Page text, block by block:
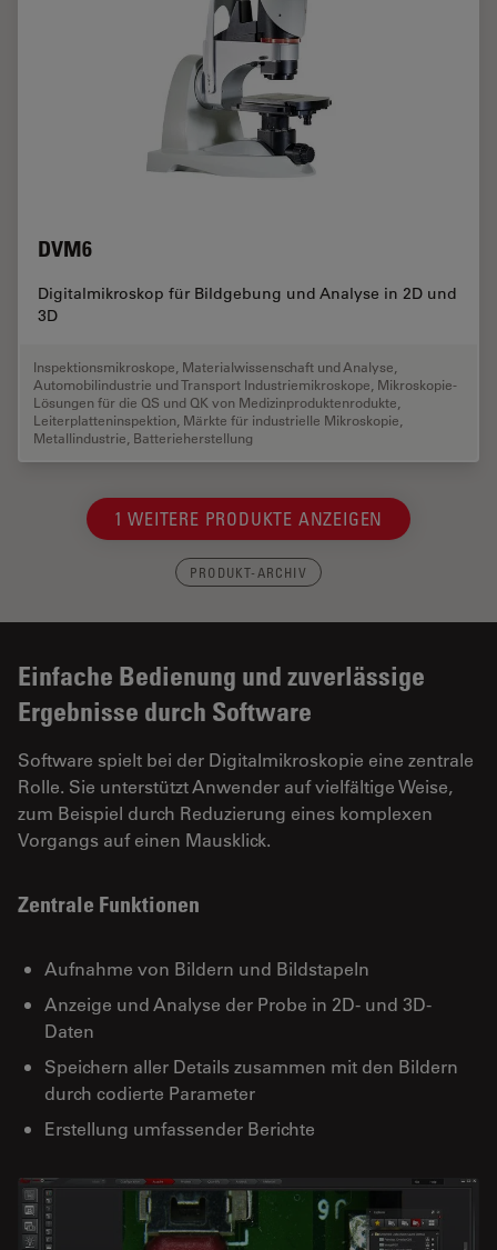
DVM6
Digitalmikroskop für Bildgebung und Analyse in 2D und
3D
Inspektionsmikroskope Materialwissenschaft und Analyse
Automobilindustrie und Transport Industriemikroskope Mikroskopie-
Lösungen für die QS und QK von Medizinproduktenrodukte
Leiterplatteninspektion Märkte für industrielle Mikroskopie
Metallindustrie Batterieherstellung
1 WEITERE PRODUKTE ANZEIGEN
PRODUKT-ARCHIV
Einfache Bedienung und zuverlässige
Ergebnisse durch Software
Software spielt bei der Digitalmikroskopie eine zentrale
Rolle. Sie unterstützt Anwender auf vielfältige Weise,
zum Beispiel durch Reduzierung eines komplexen
Vorgangs auf einen Mausklick.
Zentrale Funktionen
Aufnahme von Bildern und Bildstapeln
Anzeige und Analyse der Probe in 2D- und 3D-
Daten
Speichern aller Details zusammen mit den Bildern
durch codierte Parameter
Erstellung umfassender Berichte